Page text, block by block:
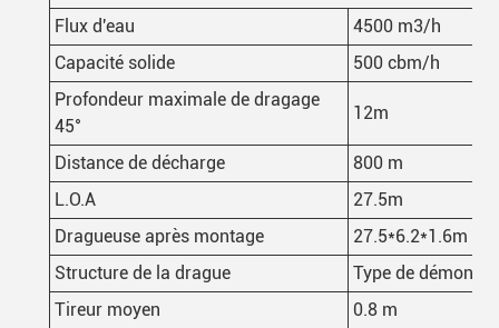
Flux d'eau
4500 m3/h
Capacité solide
500 cbm/h
Profondeur maximale de dragage
45°
12m
Distance de décharge
800 m
L.O.A
27.5m
Dragueuse après montage
27.5*6.2*1.6m de
Structure de la drague
Type de
Tireur moyen
0.8 m